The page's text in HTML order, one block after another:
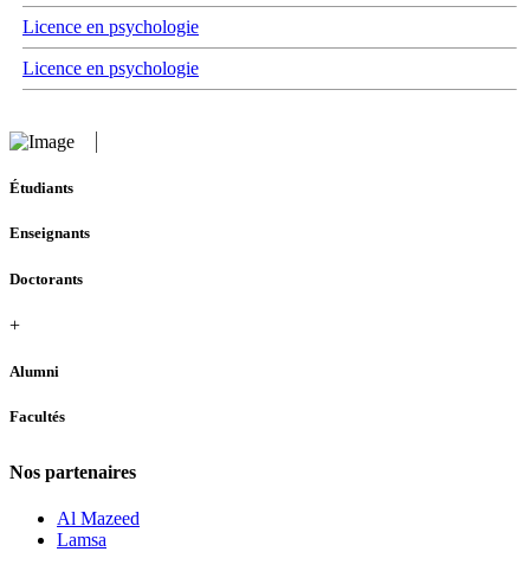
Licence en psychologie
Licence en psychologie
Étudiants
Enseignants
Doctorants
+
Alumni
Facultés
Nos partenaires
Al Mazeed
Lamsa